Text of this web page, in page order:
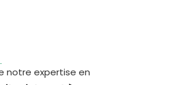
notre expertise en